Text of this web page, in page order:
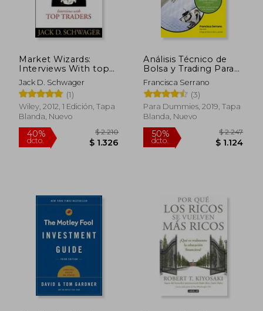
40% 40%
Market Wizards:
Interviews With top
Traders (en Inglés)
Jack D. Schwager
(1)
Wiley, 2012, 1 Edición, Tapa
Blanda, Nuevo
Análisis Técnico de
Bolsa y Trading Para
Dummies
Francisca Serrano
(3)
Para Dummies, 2019, Tapa
Blanda, Nuevo